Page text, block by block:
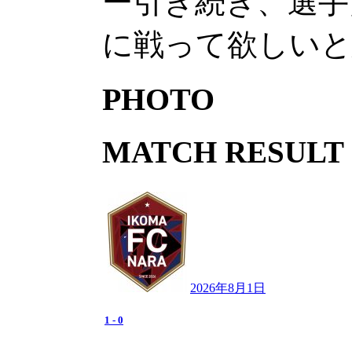
に戦って欲しい
PHOTO
MATCH RESULT
2026年8月1日
1 - 0